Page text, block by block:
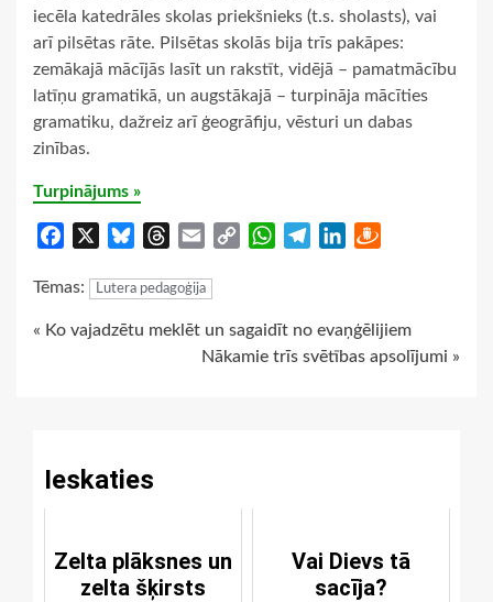
iecēla katedrāles skolas priekšnieks (t.s. sholasts), vai
arī pilsētas rāte. Pilsētas skolās bija trīs pakāpes:
zemākajā mācījās lasīt un rakstīt, vidējā – pamatmācību
latīņu gramatikā, un augstākajā – turpināja mācīties
gramatiku, dažreiz arī ģeogrāfiju, vēsturi un dabas
zinības.
Turpinājums »
Facebook BlueskyThreads
Email
Copy
WhatsApp
TelegramLinkedIn
Tēmas: Lutera pedagoģija
Continue
« Ko vajadzētu meklēt un sagaidīt no evaņģēlijiem
Nākamie trīs svētības apsolījumi »
Ieskaties
Zelta plāksnes un
zelta šķirsts
Vai Dievs tā
sacīja?